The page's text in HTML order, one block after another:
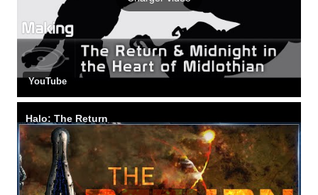
YouTube
Halo: The Return